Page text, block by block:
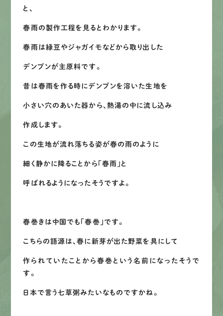
と、
春雨の製作工程を見るとわかります。
春雨は緑豆やジャガイモなどから取り出した
デンプンが主原料です。
昔は春雨を作る時にデンプンを溶いた生地を
小さい穴のあいた器から、熱湯の中に流し込み
作成します。
この生地が流れ落ちる姿が春の雨のように
細く静かに降ることから「春雨」と
呼ばれるようになったそうですよ。
春巻きは中国でも「春巻」です。
こちらの語源は、春に新芽が出た野菜を具にして
作られていたことから春巻という名前になったそうで
す。
日本で言う七草粥みたいなものですかね。